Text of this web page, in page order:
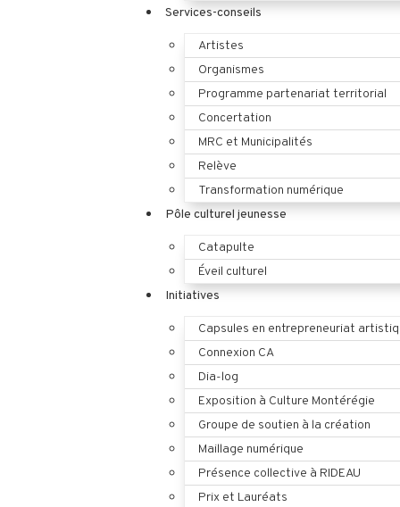
Services-conseils
Artistes
Organismes
Programme partenariat territorial
Concertation
MRC et Municipalités
Relève
Transformation numérique
Pôle culturel jeunesse
Catapulte
Éveil culturel
Initiatives
Capsules en entrepreneuriat
Connexion CA
Dia-log
Exposition à Culture Montérégie
Groupe de soutien à la création
Maillage numérique
Présence collective à RIDEAU
Prix et Lauréats